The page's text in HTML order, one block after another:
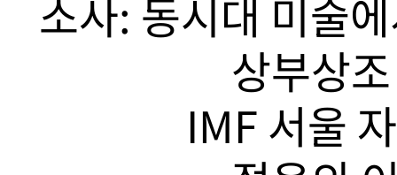
소사: 동시대 미술
상부상
IMF 서울